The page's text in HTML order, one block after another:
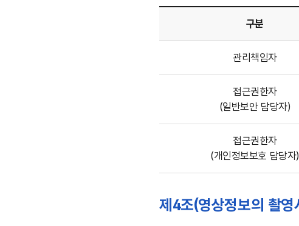
내용이
및
직위,
구분
관리책임자
접근권한자
(일반보안 담당자)
접근권한자
(개인정보보호 담당자)
제4조(영상정보의 촬